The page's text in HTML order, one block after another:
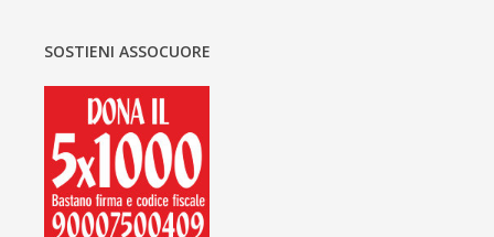
SOSTIENI ASSOCUORE